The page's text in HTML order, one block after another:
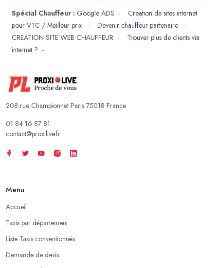
Spécial Chauffeur : Google ADS - Creation de sites internet
pour VTC / Meilleur prix
- Devenir chauffeur partenaire
-
CREATION SITE WEB CHAUFFEUR - Trouver plus de clients via
internet ? -
208 rue Championnet Paris 75018 France
01 84 16 87 81
contact@proxilive.fr
Menu
Accueil
Taxis par département
Liste Taxis conventionnés
Demande de devis